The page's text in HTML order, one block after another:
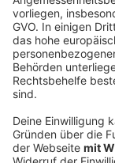
zu selten
eben auch
regelmäßig
Machen sie das
Man kann
Autoren: